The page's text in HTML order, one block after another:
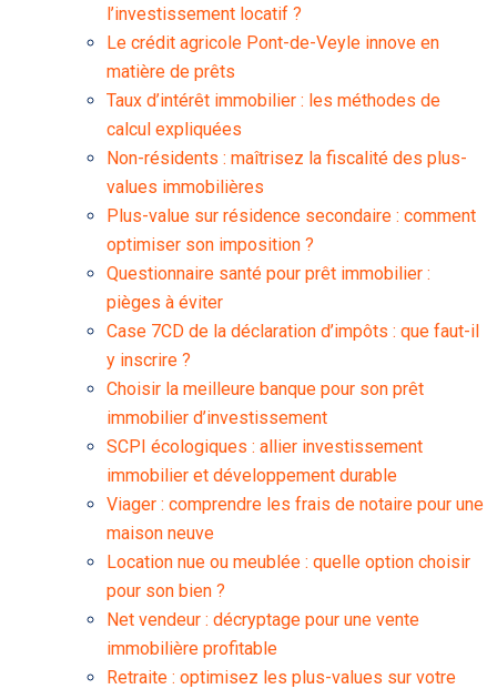
l’investissement locatif ?
Le crédit agricole Pont-de-Veyle innove en
matière de prêts
Taux d’intérêt immobilier : les méthodes de
calcul expliquées
Non-résidents : maîtrisez la fiscalité des plus-
values immobilières
Plus-value sur résidence secondaire : comment
optimiser son imposition ?
Questionnaire santé pour prêt immobilier :
pièges à éviter
Case 7CD de la déclaration d’impôts : que faut-il
y inscrire ?
Choisir la meilleure banque pour son prêt
immobilier d’investissement
SCPI écologiques : allier investissement
immobilier et développement durable
Viager : comprendre les frais de notaire pour une
maison neuve
Location nue ou meublée : quelle option choisir
pour son bien ?
Net vendeur : décryptage pour une vente
immobilière profitable
Retraite : optimisez les plus-values sur votre